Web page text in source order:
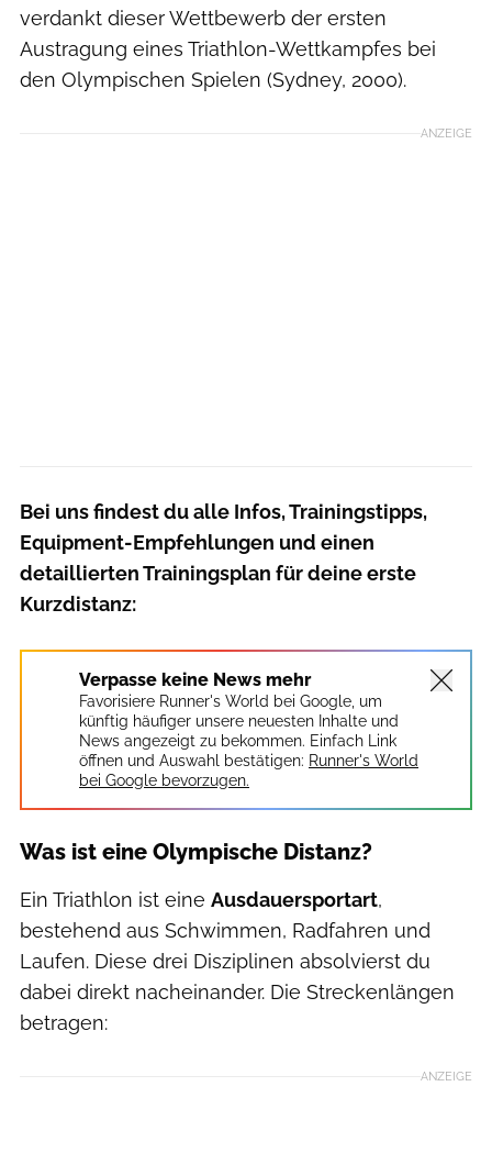
verdankt dieser Wettbewerb der ersten
Austragung eines Triathlon-Wettkampfes bei
den Olympischen Spielen (Sydney, 2000).
ANZEIGE
Bei uns findest du alle Infos, Trainingstipps,
Equipment-Empfehlungen und einen
detaillierten Trainingsplan für deine erste
Kurzdistanz:
Verpasse keine News mehr
Favorisiere Runner's World bei Google, um
künftig häufiger unsere neuesten Inhalte und
News angezeigt zu bekommen. Einfach Link
öffnen und Auswahl bestätigen: Runner's World
bei Google bevorzugen.
Was ist eine Olympische Distanz?
Ein Triathlon ist eine Ausdauersportart,
bestehend aus Schwimmen, Radfahren und
Laufen. Diese drei Disziplinen absolvierst du
dabei direkt nacheinander. Die Streckenlängen
betragen:
ANZEIGE